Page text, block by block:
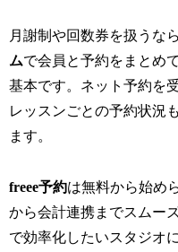
月謝制や回数券を扱うな
ムで会員と予約をまとめ
基本です。ネット予約を
レッスンごとの予約状況
ます。
freee予約は無料から始め
から会計連携までスムー
で効率化したいスタジオ